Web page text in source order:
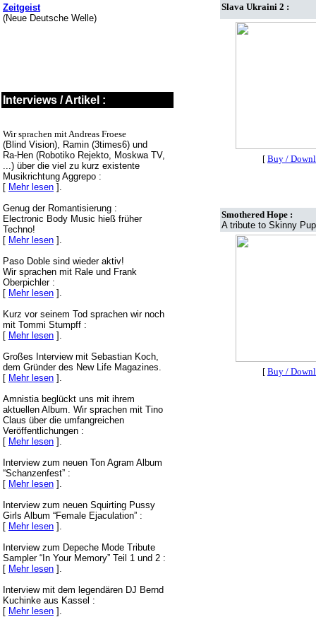
Zeitgeist
(Neue Deutsche Welle)
Interviews / Artikel :
Wir sprachen mit Andreas Froese
(Blind Vision), Ramin (3times6) und
Ra-Hen (Robotiko Rejekto, Moskwa TV,
...) über die viel zu kurz existente
Musikrichtung Aggrepo :
[ Mehr lesen ].
Genug der Romantisierung :
Electronic Body Music hieß früher
Techno!
[ Mehr lesen ].
Paso Doble sind wieder aktiv!
Wir sprachen mit Rale und Frank
Oberpichler :
[ Mehr lesen ].
Kurz vor seinem Tod sprachen wir noch
mit Tommi Stumpff :
[ Mehr lesen ].
Großes Interview mit Sebastian Koch,
dem Gründer des New Life Magazines.
[ Mehr lesen ].
Amnistia beglückt uns mit ihrem
aktuellen Album. Wir sprachen mit Tino
Claus über die umfangreichen
Veröffentlichungen :
[ Mehr lesen ].
Interview zum neuen Ton Agram Album
“Schanzenfest” :
[ Mehr lesen ].
Interview zum neuen Squirting Pussy
Girls Album “Female Ejaculation” :
[ Mehr lesen ].
Interview zum Depeche Mode Tribute
Sampler “In Your Memory” Teil 1 und 2 :
[ Mehr lesen ].
Interview mit dem legendären DJ Bernd
Kuchinke aus Kassel :
[ Mehr lesen ].
Slava Ukraini 2 :
[ Buy /
Smothered Hope :
A tribute to Skinny
[ Buy /